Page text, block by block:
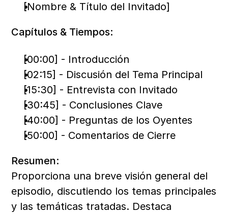
[Nombre & Título del Invitado]
Capítulos & Tiempos:
[00:00] - Introducción
[02:15] - Discusión del Tema Principal
[15:30] - Entrevista con Invitado
[30:45] - Conclusiones Clave
[40:00] - Preguntas de los Oyentes
[50:00] - Comentarios de Cierre
Resumen:
Proporciona una breve visión general del
episodio, discutiendo los temas principales
y las temáticas tratadas. Destaca